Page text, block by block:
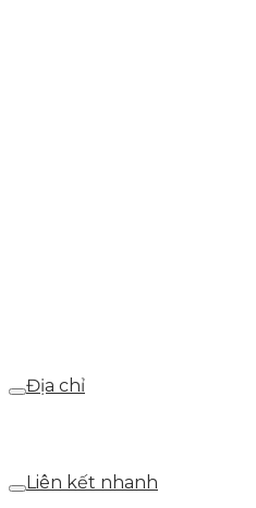
Địa chỉ
Liên kết nhanh